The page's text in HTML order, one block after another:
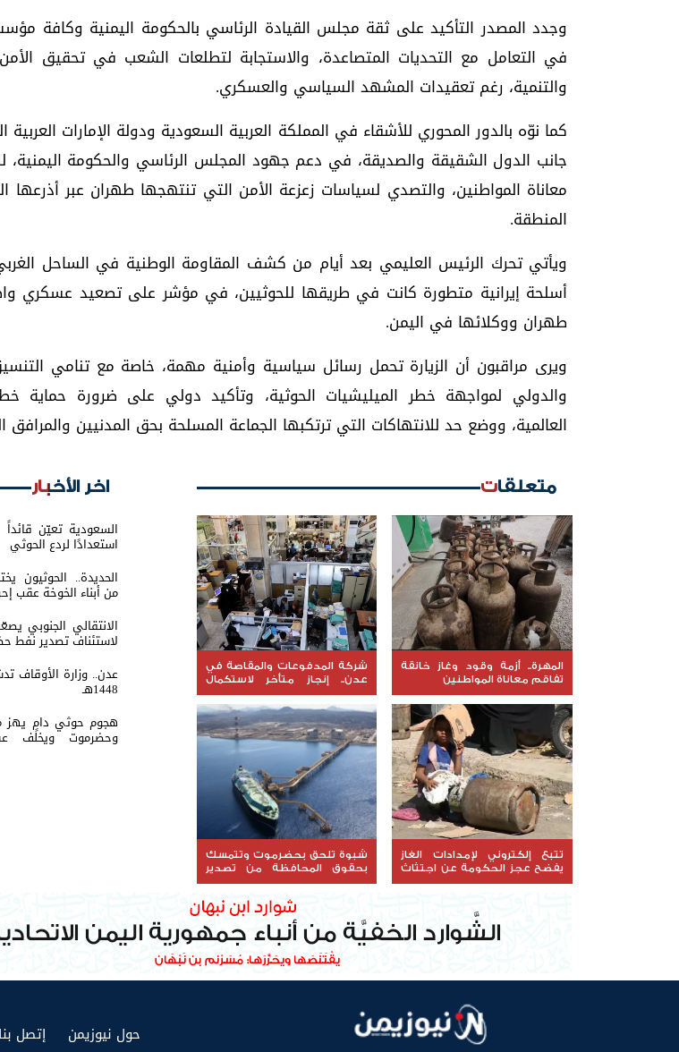
وجدد المصدر التأكيد على ثقة مجلس القيادة الرئاسي بالحكومة اليمنية وكافة
في التعامل مع التحديات المتصاعدة، والاستجابة لتطلعات الشعب في تحقيق الأمن
والتنمية، رغم تعقيدات المشهد السياسي والعسكري.
كما نوّه بالدور المحوري للأشقاء في المملكة العربية السعودية ودولة الإمارات العربية
جانب الدول الشقيقة والصديقة، في دعم جهود المجلس الرئاسي والحكومة اليمنية،
معاناة المواطنين، والتصدي لسياسات زعزعة الأمن التي تنتهجها طهران عبر
المنطقة.
ويأتي تحرك الرئيس العليمي بعد أيام من كشف المقاومة الوطنية في الساحل
أسلحة إيرانية متطورة كانت في طريقها للحوثيين، في مؤشر على تصعيد عسكري
طهران ووكلائها في اليمن.
ويرى مراقبون أن الزيارة تحمل رسائل سياسية وأمنية مهمة، خاصة مع تنامي
والدولي لمواجهة خطر الميليشيات الحوثية، وتأكيد دولي على ضرورة حماية
العالمية، ووضع حد للانتهاكات التي ترتكبها الجماعة المسلحة بحق المدنيين والمرافق
متعلقات
المهرة.. أزمة وقود وغاز خانقة
تفاقم معاناة المواطنين
شركة المدفوعات والمقاصة في
عدن.. إنجاز متأخر لاستكمال
البنية المالية
تتبع إلكتروني لإمدادات الغاز
يفضح عجز الحكومة عن اجتثاث
التهريب
شبوة تلحق بحضرموت وتتمسك
بحقوق المحافظة من تصدير
النفط
اخر الأخبار
السعودية تعيّن قائداً
استعدادًا لردع الحوثي
الحديدة.. الحوثيون
من أبناء الخوخة عقب
الانتقالي الجنوبي
لاستئناف تصدير نفط
عدن.. وزارة الأوقاف
1448هـ
هجوم حوثي دامٍ يهز
وحضرموت ويخلف
حول نيوزيمن إتصل بنا